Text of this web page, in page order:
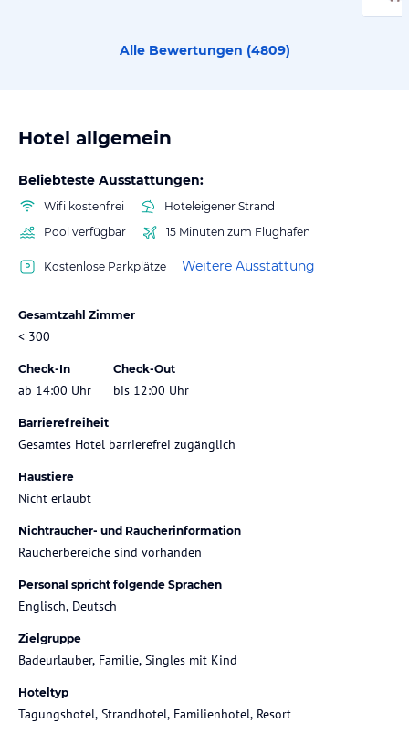
Alle Bewertungen (4809)
Hotel allgemein
Beliebteste Ausstattungen:
Wifi kostenfrei
Hoteleigener Strand
Pool verfügbar
15 Minuten zum Flughafen
Kostenlose Parkplätze Weitere Ausstattung
Gesamtzahl Zimmer
< 300
Check-In
ab 14:00 Uhr
Check-Out
bis 12:00 Uhr
Barrierefreiheit
Gesamtes Hotel barrierefrei zugänglich
Haustiere
Nicht erlaubt
Nichtraucher- und Raucherinformation
Raucherbereiche sind vorhanden
Personal spricht folgende Sprachen
Englisch, Deutsch
Zielgruppe
Badeurlauber, Familie, Singles mit Kind
Hoteltyp
Tagungshotel, Strandhotel, Familienhotel, Resort